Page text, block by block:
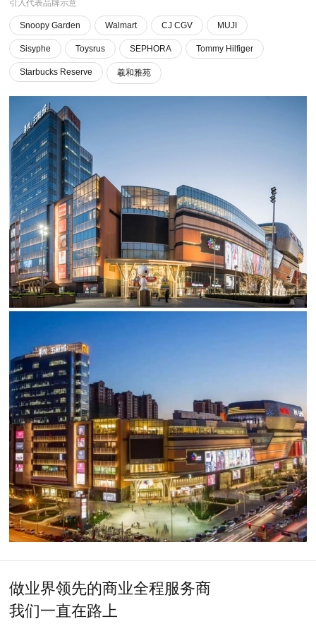
引入代表品牌示意
Snoopy Garden Walmart CJ CGV MUJI
Sisyphe Toysrus SEPHORA Tommy Hilfiger
Starbucks Reserve 羲和雅苑
做业界领先的商业全程服务商
我们一直在路上